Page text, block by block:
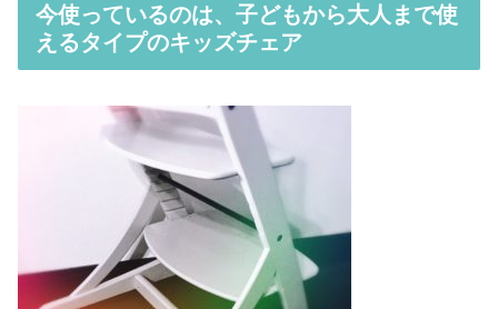
今使っているのは、子どもから大人まで使
えるタイプのキッズチェア